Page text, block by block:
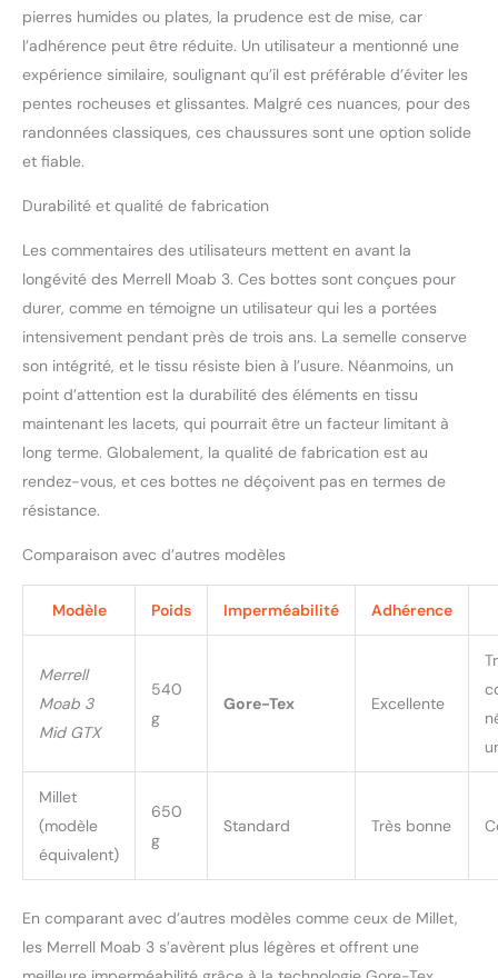
pierres humides ou plates, la prudence est de mise, car
l’adhérence peut être réduite. Un utilisateur a mentionné une
expérience similaire, soulignant qu’il est préférable d’éviter les
pentes rocheuses et glissantes. Malgré ces nuances, pour des
randonnées classiques, ces chaussures sont une option solide
et fiable.
Durabilité et qualité de fabrication
Les commentaires des utilisateurs mettent en avant la
longévité des Merrell Moab 3. Ces bottes sont conçues pour
durer, comme en témoigne un utilisateur qui les a portées
intensivement pendant près de trois ans. La semelle conserve
son intégrité, et le tissu résiste bien à l’usure. Néanmoins, un
point d’attention est la durabilité des éléments en tissu
maintenant les lacets, qui pourrait être un facteur limitant à
long terme. Globalement, la qualité de fabrication est au
rendez-vous, et ces bottes ne déçoivent pas en termes de
résistance.
Comparaison avec d’autres modèles
Modèle Poids Imperméabilité Adhérence
Merrell
Moab 3
Mid GTX
540
g
Gore-Tex Excellente
Millet
(modèle
équivalent)
650
g
Standard Très bonne
En comparant avec d’autres modèles comme ceux de Millet,
les Merrell Moab 3 s’avèrent plus légères et offrent une